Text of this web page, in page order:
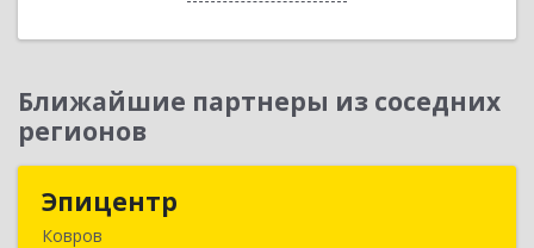
Ближайшие партнеры из соседних
регионов
Эпицентр
Ковров